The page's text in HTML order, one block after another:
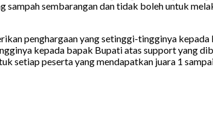
sembarangan dan tidak boleh untuk
penghargaan yang setinggi-tingginya
kepada bapak Bupati atas support yang
setiap peserta yang mendapatkan juara 1